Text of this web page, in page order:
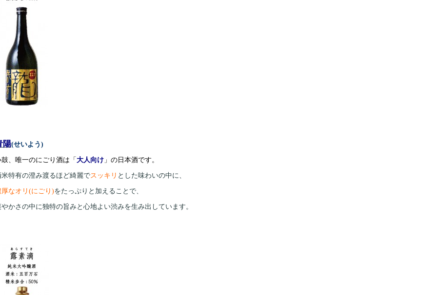
陽(せいよう)
鼓、唯一のにごり酒は「 大人向け 」の日本酒です。
米特有の澄み渡るほど綺麗でスッキリ とした味わいの中に、
厚なオリ(にごり)をたっぷりと加えることで、
やかさの中に独特の旨みと心地よい渋みを生み出しています。